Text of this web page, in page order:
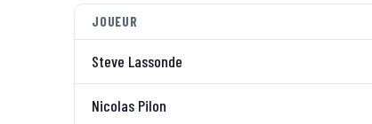
JOUEUR
Steve Lassonde
Nicolas Pilon